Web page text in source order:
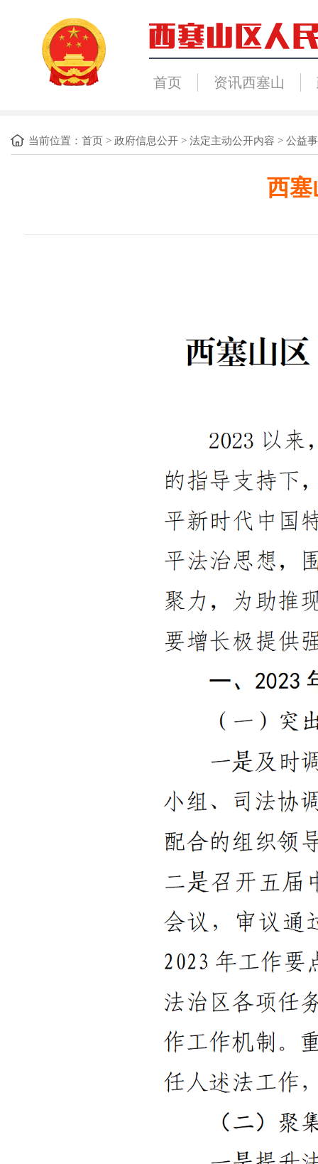
首页 资讯西塞山
当前位置： 首页 > 政府信息公开 > 法定主动公开内容 > 公益
西塞